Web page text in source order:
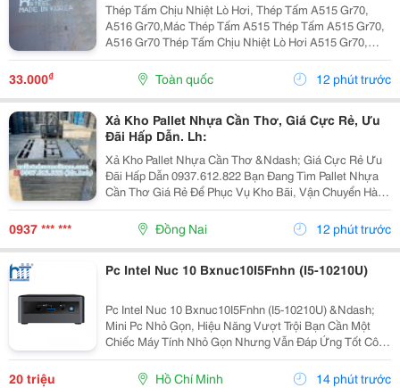
Thép Tấm Chịu Nhiệt Lò Hơi, Thép Tấm A515 Gr70,
A516 Gr70,Mác Thép Tấm A515 Thép Tấm A515 Gr70,
A516 Gr70 Thép Tấm Chịu Nhiệt Lò Hơi A515 Gr70,
A516 Gr70,20Mm,25Mm Thép Tấm Lò Hơi A515 Gr70
Là Loại Thép Hợp Kim Carbon-Silicon Chất Lượng
33.000₫ Toàn quốc 12 phút trước
Xả Kho Pallet Nhựa Cần Thơ, Giá Cực Rẻ, Ưu
Đãi Hấp Dẫn. Lh:
Xả Kho Pallet Nhựa Cần Thơ &Ndash; Giá Cực Rẻ Ưu
Đãi Hấp Dẫn 0937.612.822 Bạn Đang Tìm Pallet Nhựa
Cần Thơ Giá Rẻ Để Phục Vụ Kho Bãi, Vận Chuyển Hàng
Hóa Hay Xuất Khẩu? Đây Chính Là Cơ Hội Không Nên
Bỏ Lỡ! ✅ Vì Sao Nên Chọn Pallet Nhựa Xả Kho? ...
0937 *** *** Đồng Nai 12 phút trước
Pc Intel Nuc 10 Bxnuc10I5Fnhn (I5-10210U)
Pc Intel Nuc 10 Bxnuc10I5Fnhn (I5-10210U) &Ndash;
Mini Pc Nhỏ Gọn, Hiệu Năng Vượt Trội Bạn Cần Một
Chiếc Máy Tính Nhỏ Gọn Nhưng Vẫn Đáp Ứng Tốt Công
Việc Văn Phòng, Học Tập Hay Giải Trí? Pc Intel Nuc 10
Bxnuc10I5Fnhn (I5-10210U) Là Lựa Chọn Lý Tưởng...
20 triệu Hồ Chí Minh 14 phút trước